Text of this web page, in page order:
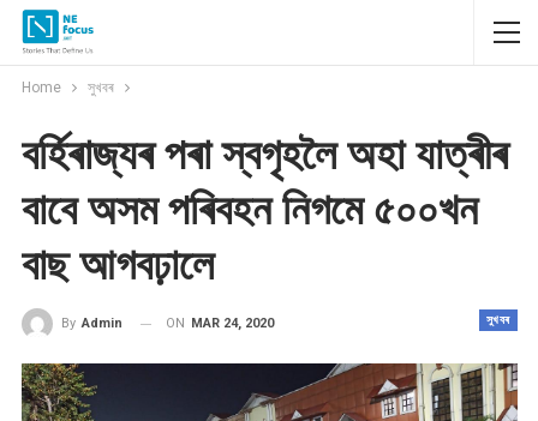
Home সুখবৰ
বৰ্হিৰাজ্যৰ পৰা স্বগৃহলৈ অহা যাত্ৰীৰ
বাবে অসম পৰিবহন নিগমে ৫০০খন
বাছ আগবঢ়ালে
সুখবৰ
By Admin ON MAR 24, 2020